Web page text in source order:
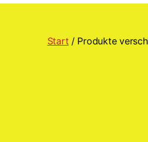
Start / Produkte